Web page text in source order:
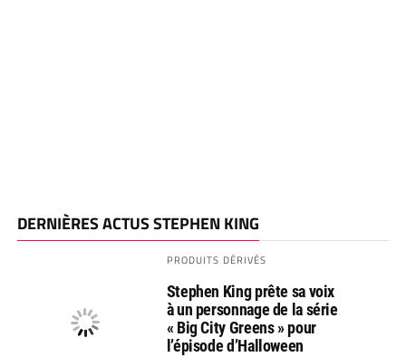
DERNIÈRES ACTUS STEPHEN KING
PRODUITS DÉRIVÉS
Stephen King prête sa voix
à un personnage de la série
« Big City Greens » pour
l’épisode d’Halloween